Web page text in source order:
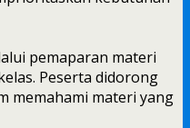
pemaparan materi
Peserta didorong
memahami materi yang